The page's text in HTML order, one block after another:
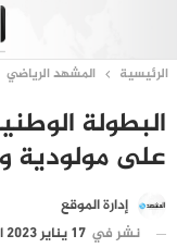
الرئيسية المشهد الرياضي
البطولة
على مولودية
إدارة الموقع
نشر في 17 يناير 2023 الساعة 21 و 16 دقيقة